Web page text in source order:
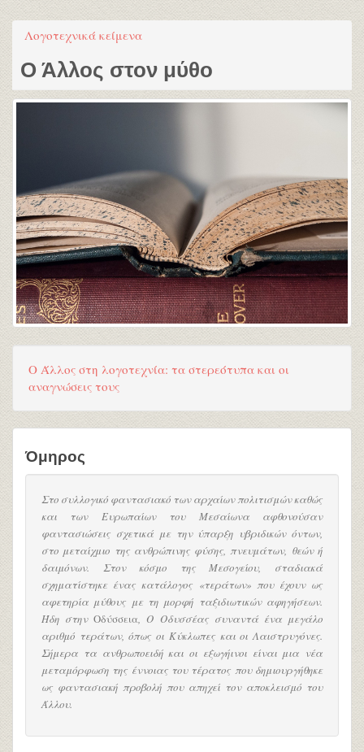
Λογοτεχνικά κείμενα
Ο Άλλος στον μύθο
Ο Άλλος στη λογοτεχνία: τα στερεότυπα και οι
αναγνώσεις τους
Όμηρος
Στο συλλογικό φαντασιακό των αρχαίων πολιτισμών καθώς
και των Ευρωπαίων του Μεσαίωνα αφθονούσαν
φαντασιώσεις σχετικά με την ύπαρξη υβριδικών όντων,
στο μεταίχμιο της ανθρώπινης φύσης, πνευμάτων, θεών ή
δαιμόνων. Στον κόσμο της Μεσογείου, σταδιακά
σχηματίστηκε ένας κατάλογος «τεράτων» που έχουν ως
αφετηρία μύθους με τη μορφή ταξιδιωτικών αφηγήσεων.
Ήδη στηνΟδύσσεια , Ο Οδυσσέας συναντά ένα μεγάλο
αριθμό τεράτων, όπως οι Κύκλωπες και οι Λαιστρυγόνες.
Σήμερα τα ανθρωποειδή και οι εξωγήινοι είναι μια νέα
μεταμόρφωση της έννοιας του τέρατος που δημιουργήθηκε
ως φαντασιακή προβολή που απηχεί τον αποκλεισμό του
Άλλου.